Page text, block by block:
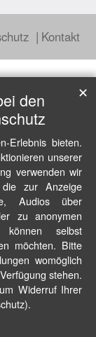
Kontakt
den
Erlebnis bieten.
unserer
verwenden wir
zur Anzeige
Audios über
zu anonymen
können selbst
möchten. Bitte
womöglich
stehen.
Widerruf Ihrer
✕